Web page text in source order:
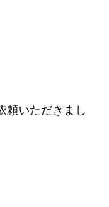
頼いただきまし